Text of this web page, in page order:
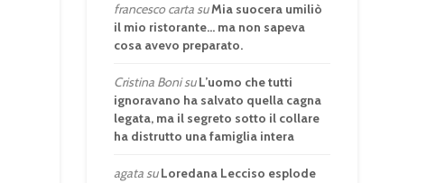
francesco cartasuMia suocera umiliò
il mio ristorante… ma non sapeva
cosa avevo preparato.
Cristina BonisuL’uomo che tutti
ignoravano ha salvato quella cagna
legata, ma il segreto sotto il collare
ha distrutto una famiglia intera
agatasuLoredana Lecciso esplode